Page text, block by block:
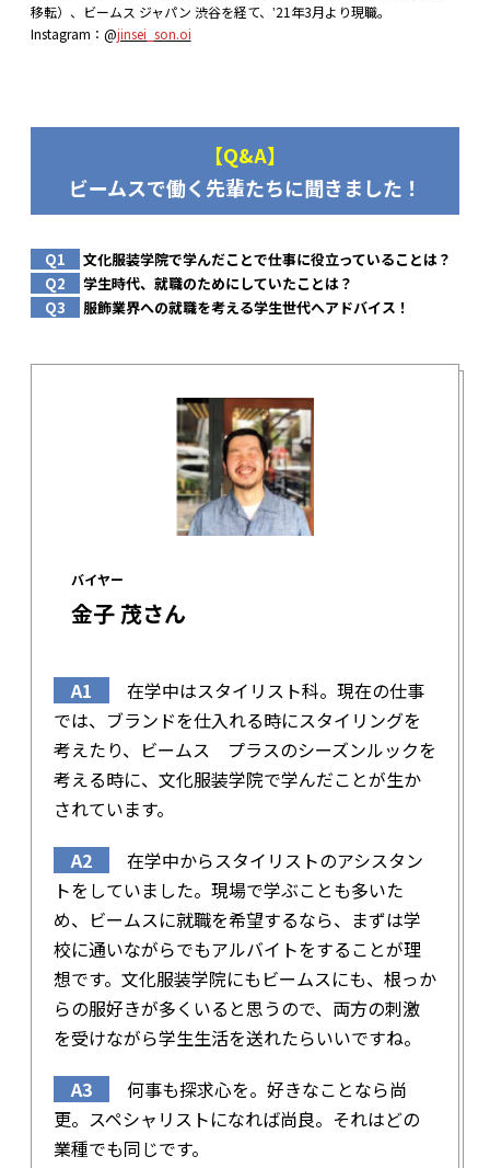
移転）、ビームス ジャパン 渋谷を経て、ʼ21年3月より現職。
Instagram：@jinsei_son.oi
【Q&A】
ビームスで働く先輩たちに聞きました！
Q1
文化服装学院で学んだことで仕事に役立っていることは？
Q2
学生時代、就職のためにしていたことは？
Q3
服飾業界への就職を考える学生世代へアドバイス！
バイヤー
金子 茂さん
A1
在学中はスタイリスト科。現在の仕事
では、ブランドを仕入れる時にスタイリングを
考えたり、ビームス プラスのシーズンルックを
考える時に、文化服装学院で学んだことが生か
されています。
A2
在学中からスタイリストのアシスタン
トをしていました。現場で学ぶことも多いた
め、ビームスに就職を希望するなら、まずは学
校に通いながらでもアルバイトをすることが理
想です。文化服装学院にもビームスにも、根っか
らの服好きが多くいると思うので、両方の刺激
を受けながら学生生活を送れたらいいですね。
A3
何事も探求心を。好きなことなら尚
更。スペシャリストになれば尚良。それはどの
業種でも同じです。